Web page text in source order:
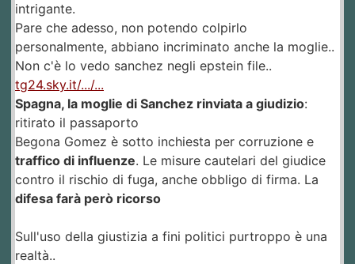
intrigante.
Pare che adesso, non potendo colpirlo
personalmente, abbiano incriminato anche la moglie..
Non c'è lo vedo sanchez negli epstein file..
tg24.sky.it/.../...
Spagna, la moglie di Sanchez rinviata a giudizio:
ritirato il passaporto
Begona Gomez è sotto inchiesta per corruzione e
traffico di influenze. Le misure cautelari del giudice
contro il rischio di fuga, anche obbligo di firma. La
difesa farà però ricorso
Sull'uso della giustizia a fini politici purtroppo è una
realtà..